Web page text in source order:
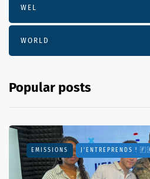
WEL
WORLD
Popular posts
EMISSIONS J'ENTREPRENDS !